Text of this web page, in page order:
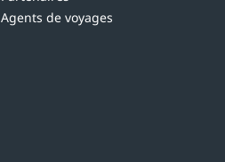
Agents de voyages